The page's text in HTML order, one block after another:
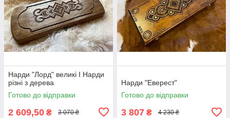
Нарди "Лорд" великі I Нарди
різні з дерева
Готово до відправки
2 609,50 ₴ 3 070 ₴
Нарди "Еверест"
Готово до відправки
3 807 ₴ 4 230 ₴